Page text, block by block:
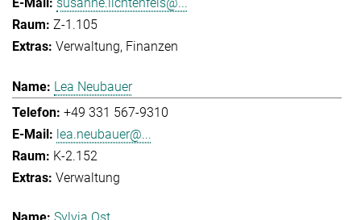
Z-1.105
Verwaltung Finanzen
Lea Neubauer
+49 331 567-9310
lea.neubauer@...
K-2.152
Verwaltung